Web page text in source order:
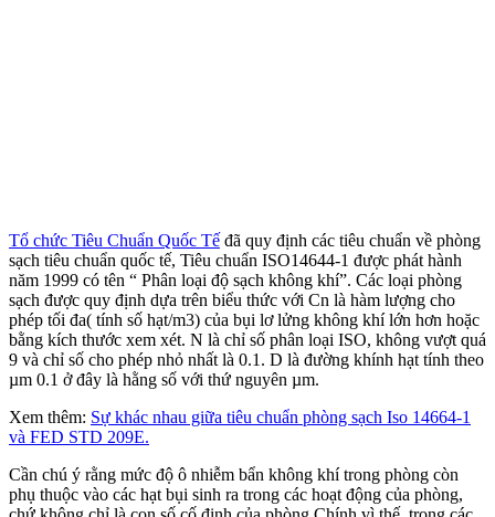
Tổ chức Tiêu Chuẩn Quốc Tế đã quy định các tiêu chuẩn về phòng
sạch tiêu chuẩn quốc tế, Tiêu chuẩn ISO14644-1 được phát hành
năm 1999 có tên “ Phân loại độ sạch không khí”. Các loại phòng
sạch được quy định dựa trên biểu thức với Cn là hàm lượng cho
phép tối đa( tính số hạt/m3) của bụi lơ lửng không khí lớn hơn hoặc
bằng kích thước xem xét. N là chỉ số phân loại ISO, không vượt quá
9 và chỉ số cho phép nhỏ nhất là 0.1. D là đường khính hạt tính theo
µm 0.1 ở đây là hằng số với thứ nguyên µm.
Xem thêm: Sự khác nhau giữa tiêu chuẩn phòng sạch Iso 14664-1
và FED STD 209E.
Cần chú ý rằng mức độ ô nhiễm bẩn không khí trong phòng còn
phụ thuộc vào các hạt bụi sinh ra trong các hoạt động của phòng,